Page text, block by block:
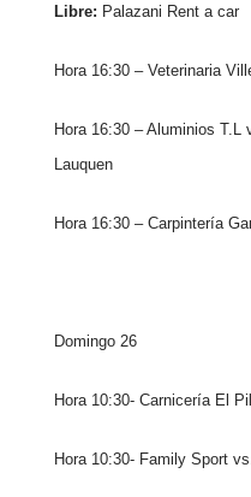
Libre: Palazani Rent a car
Hora 16:30 – Veterinaria
Hora 16:30 – Aluminios
Lauquen
Hora 16:30 – Carpintería
Domingo 26
Hora 10:30- Carnicería El
Hora 10:30- Family Sport vs.